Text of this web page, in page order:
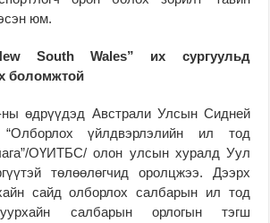
юм.
South Wales” их сургуульд
боломжтой
өдрүүдэд Австрали Улсын Сидней
үйлдвэрлэлийн ил тод
ОҮИТБС/ олон улсын хуралд Уул
төлөөлөгчид оролцжээ. Дээрх
сайд олборлох салбарын ил тод
салбарын орлогын тэгш